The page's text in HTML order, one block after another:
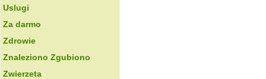
Uslugi
Za darmo
Zdrowie
Znaleziono Zgubiono
Zwierzeta